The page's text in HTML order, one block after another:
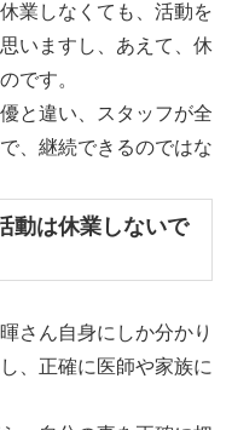
業しなくても、 活動を
いますし、あえて、 休
です。
と違い、スタッフが全
、継続できるのではな
動は休業しないで
さん自身にしか分かり
、 正確に医師や家族に